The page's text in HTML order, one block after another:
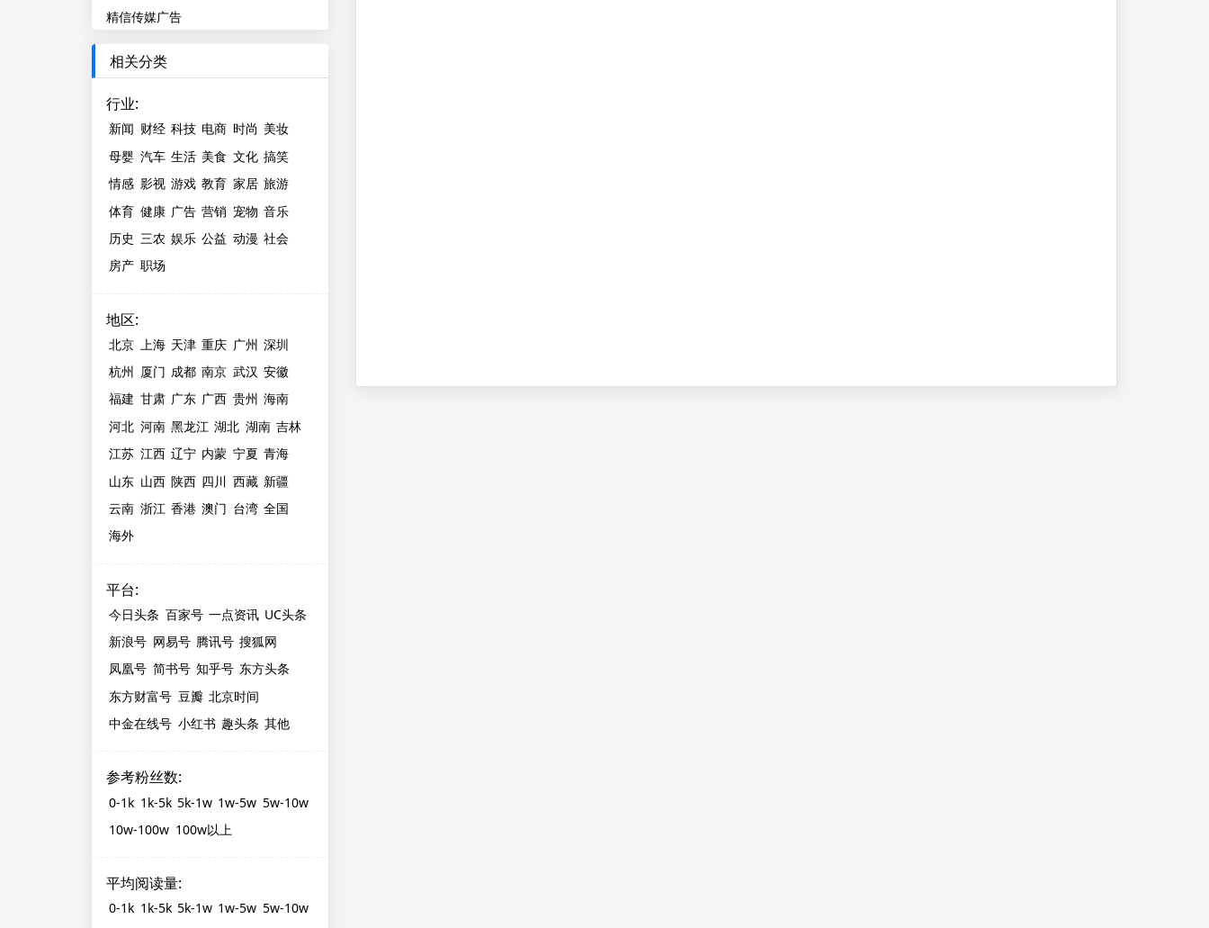
精信传媒广告
相关分类
行业:
新闻 财经 科技 电商 时尚 美妆
母婴 汽车 生活 美食 文化 搞笑
情感 影视 游戏 教育 家居 旅游
体育 健康 广告 营销 宠物 音乐
历史 三农 娱乐 公益 动漫 社会
房产 职场
地区:
北京 上海 天津 重庆 广州 深圳
杭州 厦门 成都 南京 武汉 安徽
福建 甘肃 广东 广西 贵州 海南
河北 河南 黑龙江 湖北 湖南 吉林
江苏 江西 辽宁 内蒙 宁夏 青海
山东 山西 陕西 四川 西藏 新疆
云南 浙江 香港 澳门 台湾 全国
海外
平台:
今日头条 百家号 一点资讯 UC头条
新浪号 网易号 腾讯号 搜狐网
凤凰号 简书号 知乎号 东方头条
东方财富号 豆瓣 北京时间
中金在线号 小红书 趣头条 其他
参考粉丝数:
0-1k 1k-5k 5k-1w 1w-5w 5w-10w
10w-100w 100w以上
平均阅读量:
0-1k 1k-5k 5k-1w 1w-5w 5w-10w